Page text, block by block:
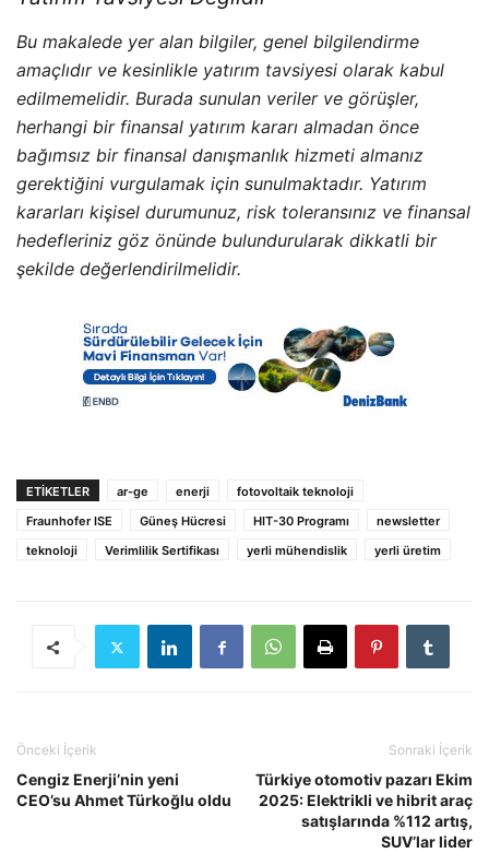
Bu makalede yer alan bilgiler, genel bilgilendirme
amaçlıdır ve kesinlikle yatırım tavsiyesi olarak kabul
edilmemelidir. Burada sunulan veriler ve görüşler,
herhangi bir finansal yatırım kararı almadan önce
bağımsız bir finansal danışmanlık hizmeti almanız
gerektiğini vurgulamak için sunulmaktadır. Yatırım
kararları kişisel durumunuz, risk toleransınız ve finansal
hedefleriniz göz önünde bulundurularak dikkatli bir
şekilde değerlendirilmelidir.
ETIKETLER ar-ge enerji
fotovoltaik teknoloji
Fraunhofer ISE
Güneş Hücresi HIT-30 Programı
newsletter
teknoloji
Verimlilik Sertifikası yerli mühendislik yerli üretim
Önceki İçerik
Cengiz Enerji’nin yeni
CEO’su Ahmet Türkoğlu oldu
Sonraki İçerik
Türkiye otomotiv pazarı Ekim
2025: Elektrikli ve hibrit araç
satışlarında %112 artış,
SUV’lar lider